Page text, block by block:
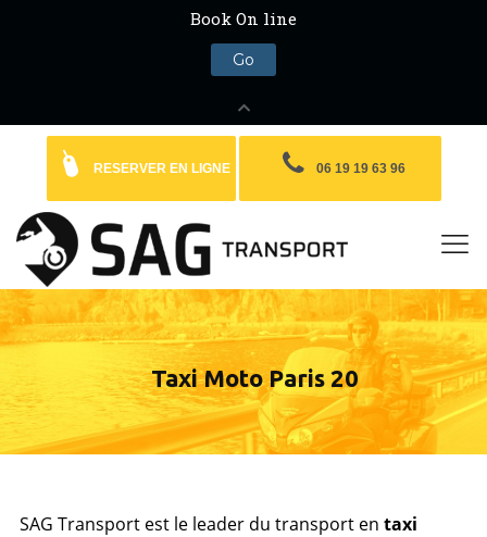
RESERVER EN LIGNE 06 19 19 63 96
Taxi Moto Paris 20
SAG Transport est le leader du transport en taxi